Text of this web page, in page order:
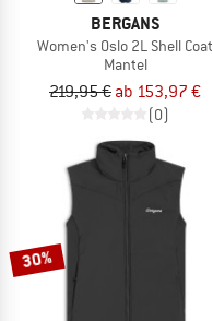
BERGANS
Women's Oslo 2L Shell Coat
Mantel
219,95 € ab 153,97 €
(0)
30%